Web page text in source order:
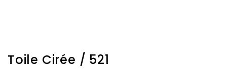
Toile Cirée / 521